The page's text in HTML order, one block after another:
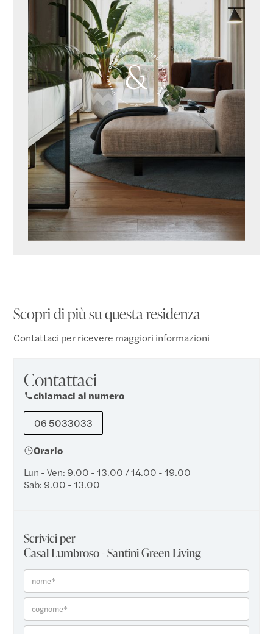
Scopri di più su questa residenza
Contattaci per ricevere maggiori informazioni
Contattaci
chiamaci al numero
06 5033033
Orario
Lun - Ven: 9.00 - 13.00 / 14.00 - 19.00
Sab: 9.00 - 13.00
Scrivici per
Casal Lumbroso - Santini Green Living